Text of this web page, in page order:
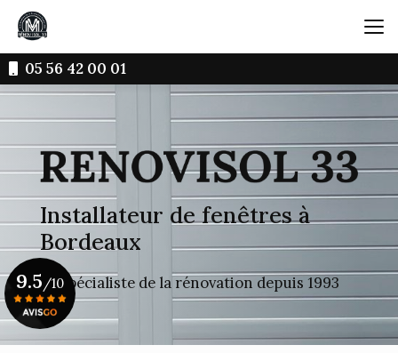
Aller
contenu
principal05 56 42 00 01
Installateur de fenêtres à
Bordeaux
Le spécialiste de la rénovation depuis 1993
9.5 /10